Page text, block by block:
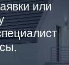
или